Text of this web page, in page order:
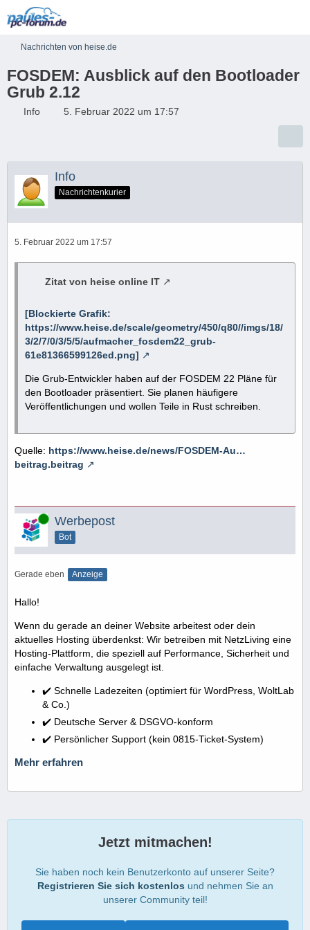
Nachrichten von heise.de
FOSDEM: Ausblick auf den Bootloader
Grub 2.12
Info 5. Februar 2022 um 17:57
Info
Nachrichtenkurier
5. Februar 2022 um 17:57
Zitat von heise online IT
[Blockierte Grafik:
https://www.heise.de/scale/geometry/450/q80//imgs/18/
3/2/7/0/3/5/5/aufmacher_fosdem22_grub-
61e81366599126ed.png]
Die Grub-Entwickler haben auf der FOSDEM 22 Pläne für
den Bootloader präsentiert. Sie planen häufigere
Veröffentlichungen und wollen Teile in Rust schreiben.
Quelle: https://www.heise.de/news/FOSDEM-Au…
beitrag.beitrag
Online Werbepost
Bot
Gerade eben Anzeige
Hallo!
Wenn du gerade an deiner Website arbeitest oder dein
aktuelles Hosting überdenkst: Wir betreiben mit NetzLiving eine
Hosting-Plattform, die speziell auf Performance, Sicherheit und
einfache Verwaltung ausgelegt ist.
✔️ Schnelle Ladezeiten (optimiert für WordPress, WoltLab
& Co.)
✔️ Deutsche Server & DSGVO-konform
✔️ Persönlicher Support (kein 0815-Ticket-System)
Mehr erfahren
Jetzt mitmachen!
Sie haben noch kein Benutzerkonto auf unserer Seite?
Registrieren Sie sich kostenlos und nehmen Sie an
unserer Community teil!